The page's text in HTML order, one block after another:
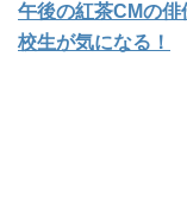
午後の紅茶CMの
校生が気になる！